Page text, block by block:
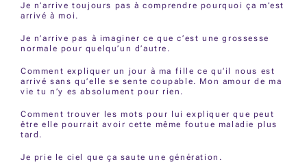
Je n’arrive toujours pas à comprendre pourquoi ça m’est
arrivé à moi.
Je n’arrive pas à imaginer ce que c’est une grossesse
normale pour quelqu’un d’autre.
Comment expliquer un jour à ma fille ce qu’il nous est
arrivé sans qu’elle se sente coupable. Mon amour de ma
vie tu n’y es absolument pour rien.
Comment trouver les mots pour lui expliquer que peut
être elle pourrait avoir cette même foutue maladie plus
tard.
Je prie le ciel que ça saute une génération.